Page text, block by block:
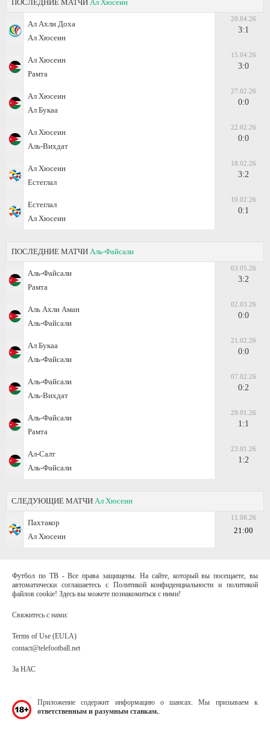
ПОСЛЕДНИЕ МАТЧИ Ал Хюсеин
Ал Ахли Доха
Ал Хюсеин
20.04.26
3:1
Ал Хюсеин
Рамта
15.04.26
3:0
Ал Хюсеин
Ал Букаа
27.02.26
0:0
Ал Хюсеин
Аль-Вихдат
22.02.26
0:0
Ал Хюсеин
Естеглал
18.02.26
3:2
Естеглал
Ал Хюсеин
10.02.26
0:1
ПОСЛЕДНИЕ МАТЧИ Аль-Файсали
Аль-Файсали
Рамта
03.05.26
3:2
Аль Ахли Аман
Аль-Файсали
02.03.26
0:0
Ал Букаа
Аль-Файсали
21.02.26
0:0
Аль-Файсали
Аль-Вихдат
07.02.26
0:2
Аль-Файсали
Рамта
29.01.26
1:1
Ал-Салт
Аль-Файсали
23.01.26
1:2
СЛЕДУЮЩИЕ МАТЧИ Ал Хюсеин
Пахтакор
Ал Хюсеин
11.08.26
21:00
Футбол по ТВ - Все права защищены. На сайте, который вы посещаете, вы
автоматически соглашаетесь с Политикой конфиденциальности и политикой
файлов cookie! Здесь вы можете познакомиться с ними!
Свяжитесь с нами:
Terms of Use (EULA)
contact@telefootball.net
За НАС
Приложение содержит информацию о шансах. Мы призываем к
ответственным и разумным ставкам.